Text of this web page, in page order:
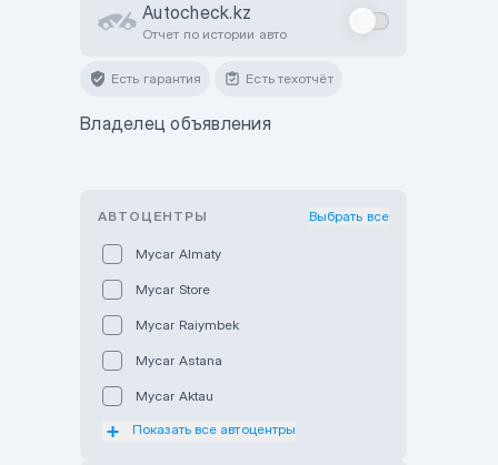
Autocheck.kz
Отчет по истории авто
Есть гарантия Есть техотчёт
Владелец объявления
АВТОЦЕНТРЫ Выбрать все
Mycar Almaty
Mycar Store
Mycar Raiymbek
Mycar Astana
Mycar Aktau
Mycar Uralsk
Показать все автоцентры